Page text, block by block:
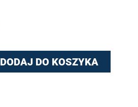
DODAJ DO KOSZYKA